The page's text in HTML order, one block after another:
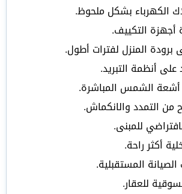
الكهرباء بشكل ملحوظ.
التكييف.
برودة المنزل لفترات أطول.
على أنظمة التبريد.
أشعة الشمس المباشرة.
من التمدد والانكماش.
للمبنى.
أكثر راحة.
المستقبلية.
للعقار.